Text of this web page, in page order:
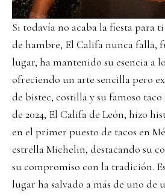
Si todavía no acaba la fiesta para
de hambre, El Califa nunca falla,
lugar, ha mantenido su esencia a
ofreciendo un arte sencilla pero
de bistec, costilla y su famoso
de 2024, El Califa de León, hizo
en el primer puesto de tacos en
estrella Michelin, destacando su
su compromiso con la tradición.
lugar ha salvado a más de uno de